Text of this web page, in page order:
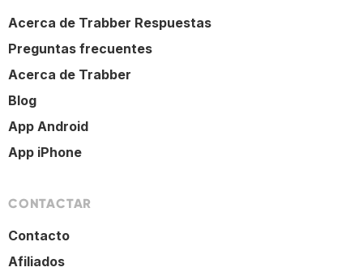
Acerca de Trabber Respuestas
Preguntas frecuentes
Acerca de Trabber
Blog
App Android
App iPhone
CONTACTAR
Contacto
Afiliados